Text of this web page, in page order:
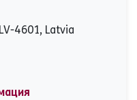
4601, Latvia